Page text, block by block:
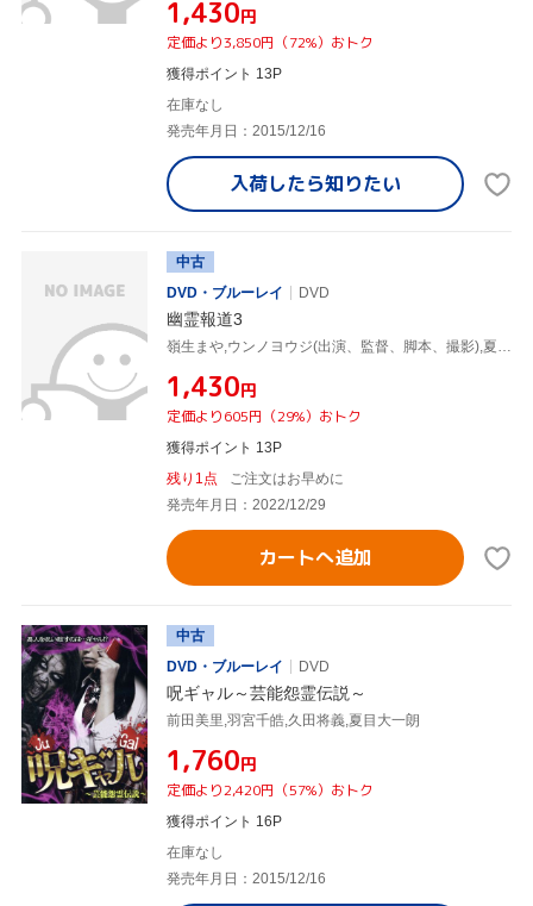
¥1,430円
定価より3,850円（72%）おトク
獲得ポイント 13P
在庫なし
発売年月日：2015/12/16
入荷したら知りたい
中古
DVD・ブルーレイ
DVD
幽霊報道3
嶺生まや,ウンノヨウジ(出演、監督、脚本、撮影),夏目大一朗,西川千尋,青野ナオ
¥1,430円
定価より605円（29%）おトク
獲得ポイント 13P
残り1点
ご注文はお早めに
発売年月日：2022/12/29
カートへ追加
中古
DVD・ブルーレイ
DVD
呪ギャル～芸能怨霊伝説～
前田美里,羽宮千皓,久田将義,夏目大一朗
¥1,760円
定価より2,420円（57%）おトク
獲得ポイント 16P
在庫なし
発売年月日：2015/12/16